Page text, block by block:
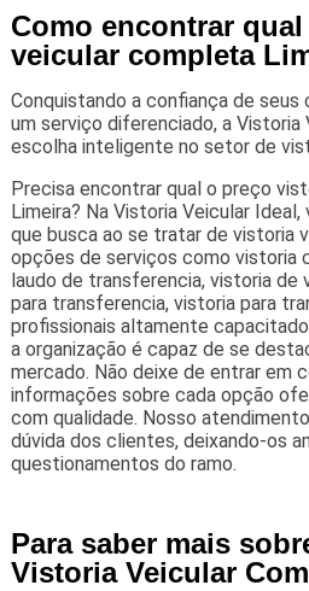
Como encontrar
veicular completa
Conquistando a confiança de
um serviço diferenciado, a Vistoria
escolha inteligente no setor de
Precisa encontrar qual o preço
Limeira? Na Vistoria Veicular
que busca ao se tratar de vistoria
opções de serviços como vistoria
laudo de transferencia, vistoria de
para transferencia, vistoria para
profissionais altamente
a organização é capaz de se
mercado. Não deixe de entrar em
informações sobre cada opção
com qualidade. Nosso
dúvida dos clientes, deixando-os
questionamentos do ramo.
Para saber mais
Vistoria Veicular